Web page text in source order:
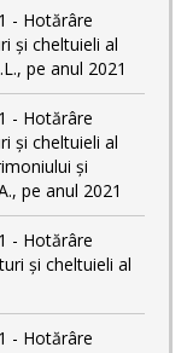
- Hotărâre
și cheltuieli al
pe anul 2021
- Hotărâre
și cheltuieli al
și
pe anul 2021
- Hotărâre
și cheltuieli al
- Hotărâre